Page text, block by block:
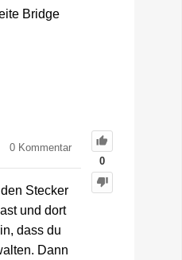
Bridge
0
0 Kommentar
Stecker
und dort
dass du
Dann